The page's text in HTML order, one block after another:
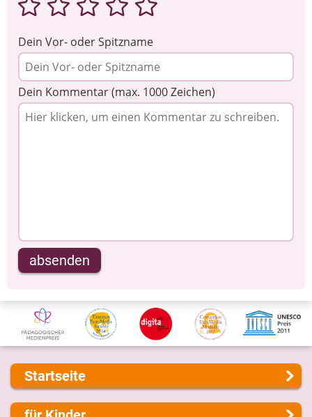
Dein Vor- oder Spitzname
Dein Kommentar (max. 1000 Zeichen)
absenden
Startseite
Über uns